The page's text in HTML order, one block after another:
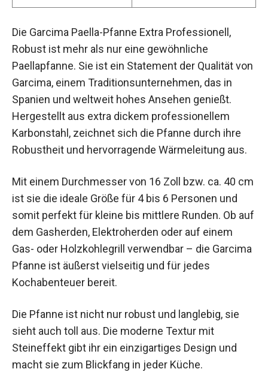
Die Garcima Paella-Pfanne Extra Professionell,
Robust ist mehr als nur eine gewöhnliche
Paellapfanne. Sie ist ein Statement der Qualität von
Garcima, einem Traditionsunternehmen, das in
Spanien und weltweit hohes Ansehen genießt.
Hergestellt aus extra dickem professionellem
Karbonstahl, zeichnet sich die Pfanne durch ihre
Robustheit und hervorragende Wärmeleitung aus.
Mit einem Durchmesser von 16 Zoll bzw. ca. 40 cm
ist sie die ideale Größe für 4 bis 6 Personen und
somit perfekt für kleine bis mittlere Runden. Ob auf
dem Gasherden, Elektroherden oder auf einem
Gas- oder Holzkohlegrill verwendbar – die Garcima
Pfanne ist äußerst vielseitig und für jedes
Kochabenteuer bereit.
Die Pfanne ist nicht nur robust und langlebig, sie
sieht auch toll aus. Die moderne Textur mit
Steineffekt gibt ihr ein einzigartiges Design und
macht sie zum Blickfang in jeder Küche.